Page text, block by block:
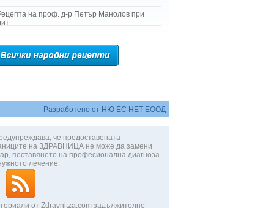
на проф. д-р Петър Манолов при
Разработено от НЮ ЕС НЕТ ЕООД
че предоставената
на ЗДРАВНИЦА не може да замени
поставянето на професионална диагноза
лечение.
от Zdravnitza.com задължително